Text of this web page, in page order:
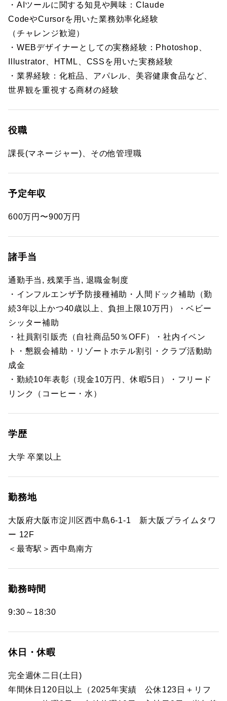
・AIツールに関する知見や興味：Claude
CodeやCursorを用いた業務効率化経験
（チャレンジ歓迎）
・WEBデザイナーとしての実務経験：Photoshop、
Illustrator、HTML、CSSを用いた実務経験
・業界経験：化粧品、アパレル、美容健康食品など、
世界観を重視する商材の経験
役職
課長(マネージャー)、その他管理職
予定年収
600万円〜900万円
諸手当
通勤手当, 残業手当, 退職金制度
・インフルエンザ予防接種補助・人間ドック補助（勤
続3年以上かつ40歳以上、負担上限10万円）・ベビー
シッター補助
・社員割引販売（自社商品50％OFF）・社内イベン
ト・懇親会補助・リゾートホテル割引・クラブ活動助
成金
・勤続10年表彰（現金10万円、休暇5日）・フリード
リンク（コーヒー・水）
学歴
大学 卒業以上
勤務地
大阪府大阪市淀川区西中島6-1-1 新大阪プライムタワ
ー 12F
＜最寄駅＞西中島南方
勤務時間
9:30～18:30
休日・休暇
完全週休二日(土日)
年間休日120日以上（2025年実績 公休123日＋リフ